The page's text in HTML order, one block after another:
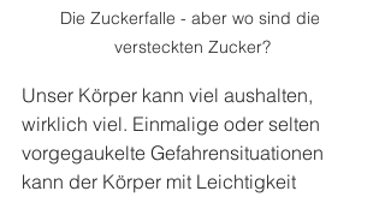
Die Zuckerfalle - aber wo sind die
versteckten Zucker?
Unser Körper kann viel aushalten,
wirklich viel. Einmalige oder selten
vorgegaukelte Gefahrensituationen
kann der Körper mit Leichtigkeit